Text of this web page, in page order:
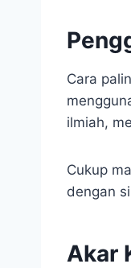
Cara
ilmiah,
Cukup
dengan
Akar